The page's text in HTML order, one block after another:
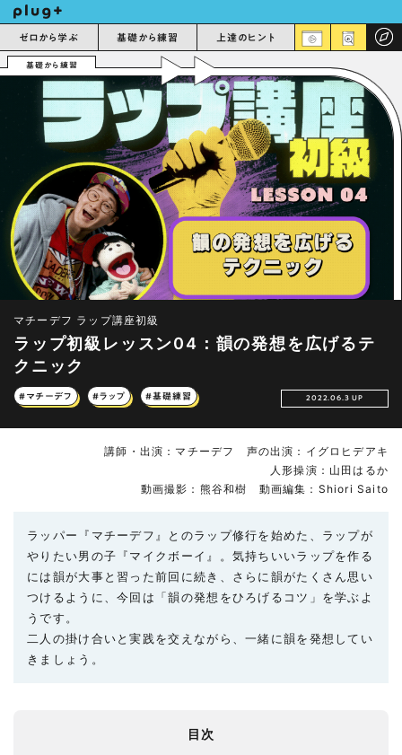
ゼロから学ぶ 基礎から練習 上達のヒント
基礎から練習
マチーデフ ラップ講座初級
ラップ初級レッスン04：韻の発想を広げるテ
クニック
#マチーデフ #ラップ #基礎練習 2022.06.3 UP
講師・出演：マチーデフ 声の出演：イグロヒデアキ
人形操演：山田はるか
動画撮影：熊谷和樹 動画編集：Shiori Saito
ラッパー『マチーデフ』とのラップ修行を始めた、ラップが
やりたい男の子『マイクボーイ』。気持ちいいラップを作る
には韻が大事と習った前回に続き、さらに韻がたくさん思い
つけるように、今回は「韻の発想をひろげるコツ」を学ぶよ
うです。
二人の掛け合いと実践を交えながら、一緒に韻を発想してい
きましょう。
目次